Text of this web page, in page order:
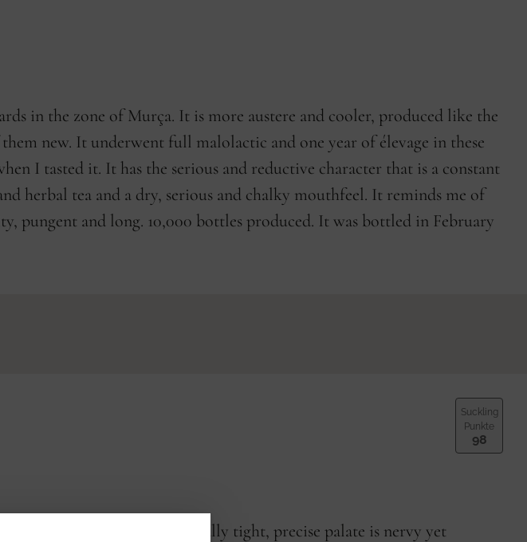
in the zone of Murça. It is more austere and cooler, produced like the
new. It underwent full malolactic and one year of élevage in these
I tasted it. It has the serious and reductive character that is a constant
herbal tea and a dry, serious and chalky mouthfeel. It reminds me of
pungent and long. 10,000 bottles produced. It was bottled in February
Suckling
Punkte
98
to full-bodied, the initially tight, precise palate is nervy yet